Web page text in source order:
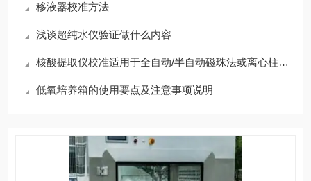
移液器校准方法
浅谈超纯水仪验证做什么内容
核酸提取仪校准适用于全自动/半自动磁珠法或离心柱法设备
低氧培养箱的使用要点及注意事项说明